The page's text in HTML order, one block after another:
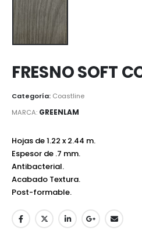
FRESNO SOFT
Categoría: Coastline
MARCA: GREENLAM
Hojas de 1.22 x 2.44 m.
Espesor de .7 mm.
Antibacterial.
Acabado Textura.
Post-formable.